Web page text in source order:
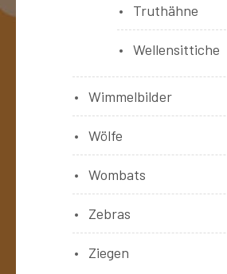
Truthähne
Wellensittiche
Wimmelbilder
Wölfe
Wombats
Zebras
Ziegen